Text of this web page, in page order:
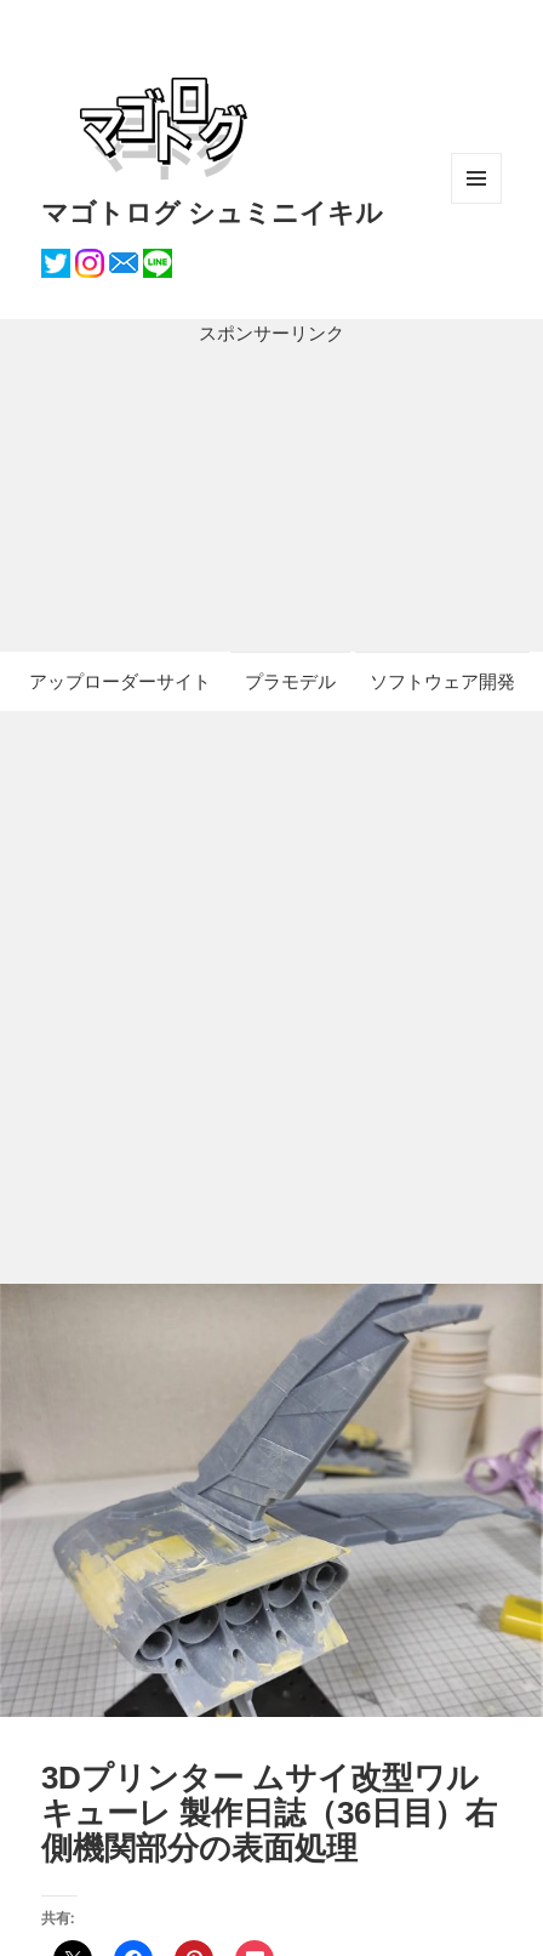
マゴトログ シュミニイキル
スポンサーリンク
アップローダーサイト プラモデル ソフトウェア開発
3Dプリンター ムサイ改型ワル
キューレ 製作日誌（36日目）右
側機関部分の表面処理
共有: